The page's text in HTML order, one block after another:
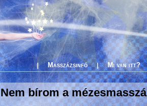
| Masszázsinfó | Mi van itt?
Nem bírom a